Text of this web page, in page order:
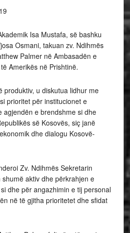
Isa Mustafa, së bashku
Osmani, takuan zv. Ndihmës
Palmer në Ambasadën e
Amerikës në Prishtinë.
produktiv, u diskutua lidhur me
prioritet për institucionet e
agjendën e brendshme si dhe
së Kosovës, siç janë
dhe dialogu Kosovë-
Zv. Ndihmës Sekretarin
aktiv dhe përkrahjen e
dhe për angazhimin e tij personal
në të gjitha prioritetet dhe sfidat